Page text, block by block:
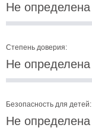
Не определена
Степень доверия:
Не определена
Безопасность для детей:
Не определена